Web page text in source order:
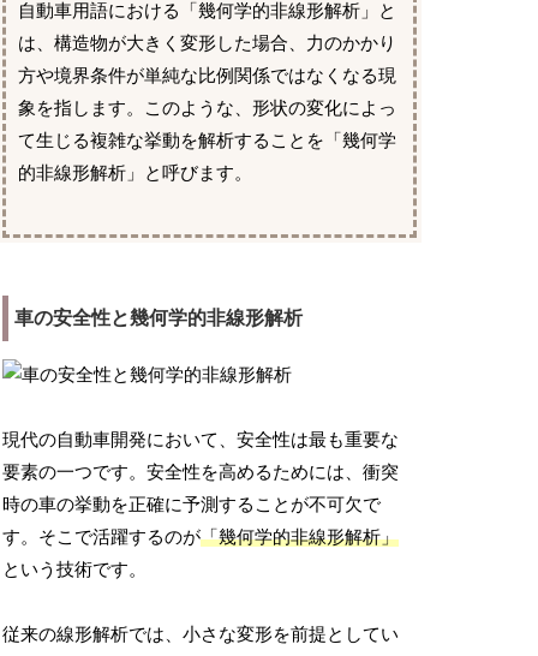
自動車用語における「幾何学的非線形解析」と
は、構造物が大きく変形した場合、力のかかり
方や境界条件が単純な比例関係ではなくなる現
象を指します。このような、形状の変化によっ
て生じる複雑な挙動を解析することを「幾何学
的非線形解析」と呼びます。
車の安全性と幾何学的非線形解析
現代の自動車開発において、安全性は最も重要な
要素の一つです。安全性を高めるためには、衝突
時の車の挙動を正確に予測することが不可欠で
す。そこで活躍するのが「幾何学的非線形解析」
という技術です。
従来の線形解析では、小さな変形を前提としてい